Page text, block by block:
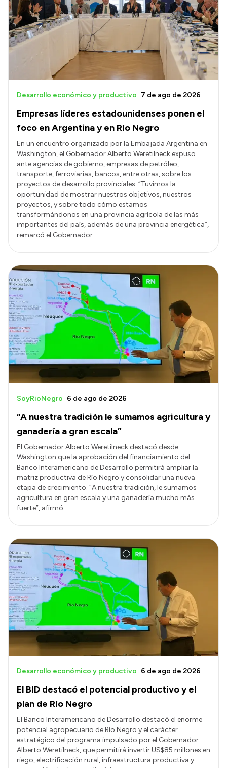
Empresas líderes estadounidenses ponen el
foco en Argentina y en Río Negro
Desarrollo económico y productivo 7 de ago de 2026
En un encuentro organizado por la Embajada Argentina en
Washington, el Gobernador Alberto Weretilneck expuso
ante agencias de gobierno, empresas de petróleo,
transporte, ferroviarias, bancos, entre otras, sobre los
proyectos de desarrollo provinciales. “Tuvimos la
oportunidad de mostrar nuestros objetivos, nuestros
proyectos, y sobre todo cómo estamos
transformándonos en una provincia agrícola de las más
importantes del país, además de una provincia energética”,
remarcó el Gobernador.
“A nuestra tradición le sumamos agricultura y
ganadería a gran escala”
SoyRioNegro 6 de ago de 2026
El Gobernador Alberto Weretilneck destacó desde
Washington que la aprobación del financiamiento del
Banco Interamericano de Desarrollo permitirá ampliar la
matriz productiva de Río Negro y consolidar una nueva
etapa de crecimiento. “A nuestra tradición, le sumamos
agricultura en gran escala y una ganadería mucho más
fuerte”, afirmó.
El BID destacó el potencial productivo y el
plan de Río Negro
Desarrollo económico y productivo 6 de ago de 2026
El Banco Interamericano de Desarrollo destacó el enorme
potencial agropecuario de Río Negro y el carácter
estratégico del programa impulsado por el Gobernador
Alberto Weretilneck, que permitirá invertir US$85 millones en
riego, electrificación rural, infraestructura productiva y